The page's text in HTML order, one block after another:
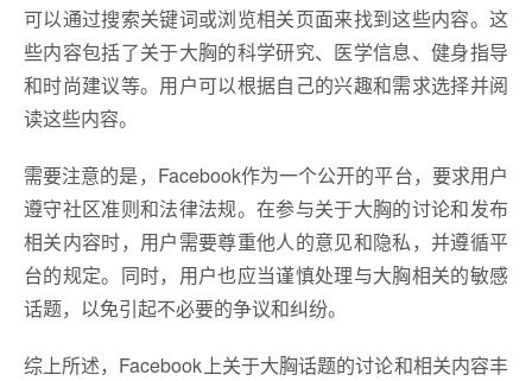
可以通过搜索关键词或浏览相关页面来找到这些内容。这
些内容包括了关于大胸的科学研究、医学信息、健身指导
和时尚建议等。用户可以根据自己的兴趣和需求选择并阅
读这些内容。
需要注意的是，Facebook作为一个公开的平台，要求用户
遵守社区准则和法律法规。在参与关于大胸的讨论和发布
相关内容时，用户需要尊重他人的意见和隐私，并遵循平
台的规定。同时，用户也应当谨慎处理与大胸相关的敏感
话题，以免引起不必要的争议和纠纷。
综上所述，Facebook上关于大胸话题的讨论和相关内容丰